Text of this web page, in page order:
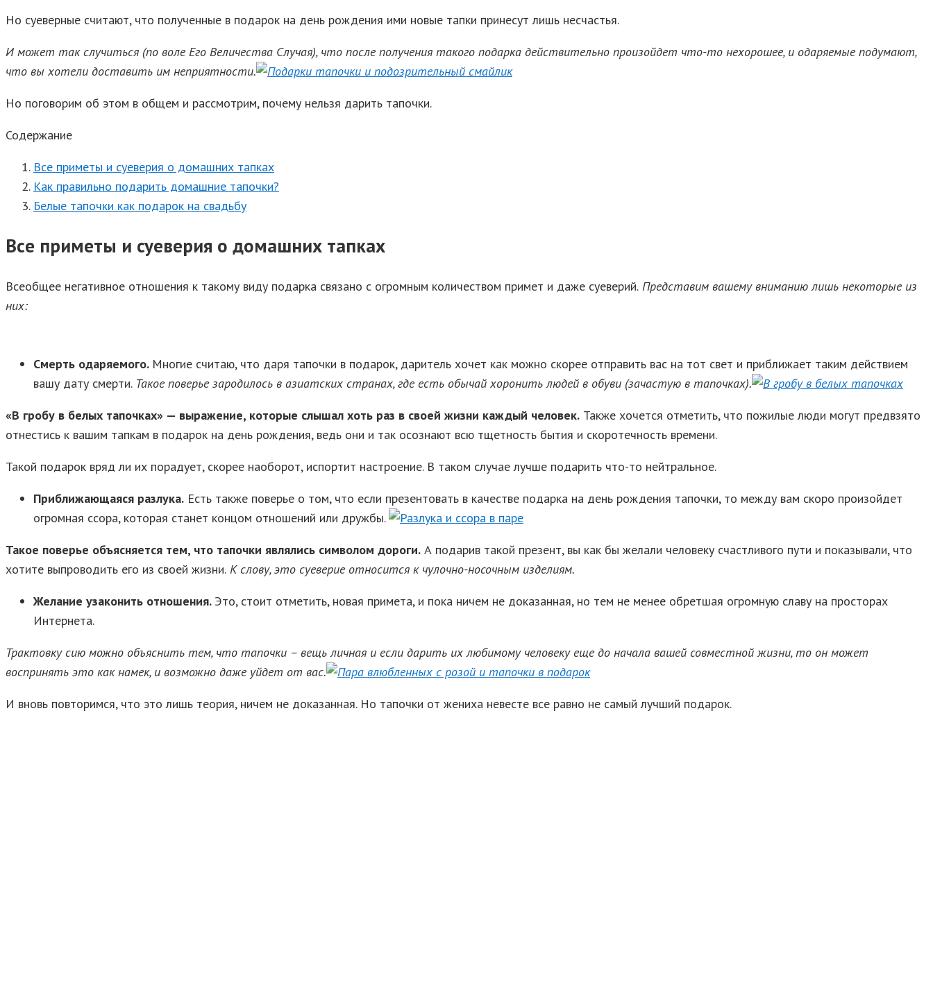
Но суеверные считают, что полученные в подарок на день рождения ими новые тапки принесут лишь несчастья.
И может так случиться (по воле Его Величества Случая), что после получения такого подарка действительно произойдет что-то нехорошее, и одаряемые подумают,
что вы хотели доставить им неприятности.
Но поговорим об этом в общем и рассмотрим, почему нельзя дарить тапочки.
Содержание
Все приметы и суеверия о домашних тапках
Как правильно подарить домашние тапочки?
Белые тапочки как подарок на свадьбу
Все приметы и суеверия о домашних тапках
Всеобщее негативное отношения к такому виду подарка связано с огромным количеством примет и даже суеверий. Представим вашему вниманию лишь некоторые из
них:
Смерть одаряемого. Многие считаю, что даря тапочки в подарок, даритель хочет как можно скорее отправить вас на тот свет и приближает таким действием
вашу дату смерти. Такое поверье зародилось в азиатских странах, где есть обычай хоронить людей в обуви (зачастую в тапочках).
«В гробу в белых тапочках» — выражение, которые слышал хоть раз в своей жизни каждый человек. Также хочется отметить, что пожилые люди могут предвзято
отнестись к вашим тапкам в подарок на день рождения, ведь они и так осознают всю тщетность бытия и скоротечность времени.
Такой подарок вряд ли их порадует, скорее наоборот, испортит настроение. В таком случае лучше подарить что-то нейтральное.
Приближающаяся разлука. Есть также поверье о том, что если презентовать в качестве подарка на день рождения тапочки, то между вам скоро произойдет
огромная ссора, которая станет концом отношений или дружбы.
Такое поверье объясняется тем, что тапочки являлись символом дороги. А подарив такой презент, вы как бы желали человеку счастливого пути и показывали, что
хотите выпроводить его из своей жизни. К слову, это суеверие относится к чулочно-носочным изделиям.
Желание узаконить отношения. Это, стоит отметить, новая примета, и пока ничем не доказанная, но тем не менее обретшая огромную славу на просторах
Интернета.
Трактовку сию можно объяснить тем, что тапочки – вещь личная и если дарить их любимому человеку еще до начала вашей совместной жизни, то он может
воспринять это как намек, и возможно даже уйдет от вас.
И вновь повторимся, что это лишь теория, ничем не доказанная. Но тапочки от жениха невесте все равно не самый лучший подарок.